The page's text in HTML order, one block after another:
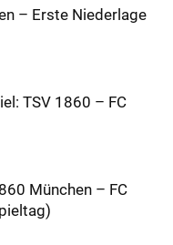
– Erste Niederlage
TSV 1860 – FC
München – FC